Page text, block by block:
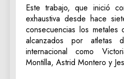
Este trabajo, que inició
exhaustiva desde hace
consecuencias los metales
alcanzados por atletas
internacional como
Montilla, Astrid Montero y